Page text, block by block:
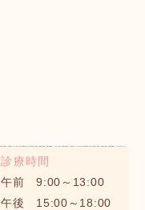
診療時間
午前 9:00～13:00
午後 15:00～18:00